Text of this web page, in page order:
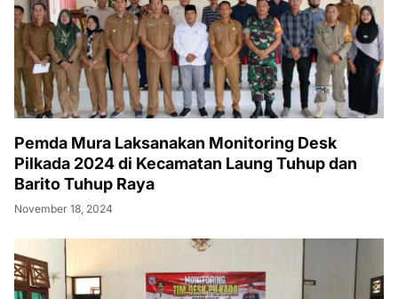
Pemda Mura Laksanakan Monitoring Desk
Pilkada 2024 di Kecamatan Laung Tuhup dan
Barito Tuhup Raya
November 18, 2024